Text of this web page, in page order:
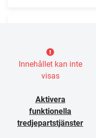
Innehållet kan inte
visas
Aktivera
funktionella
tredjepartstjänster